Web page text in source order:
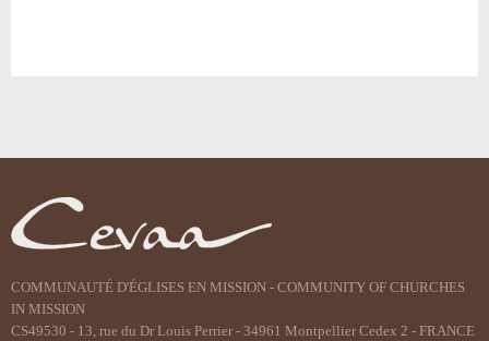
document
COMMUNAUTÉ D'ÉGLISES EN MISSION - COMMUNITY OF CHURCHES
IN MISSION
CS49530 - 13, rue du Dr Louis Perrier - 34961 Montpellier Cedex 2 - FRANCE